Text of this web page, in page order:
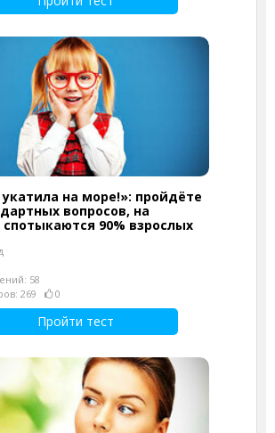
на море!»: пройдёте
вопросов, на
90% взрослых
58
269
0
Пройти тест